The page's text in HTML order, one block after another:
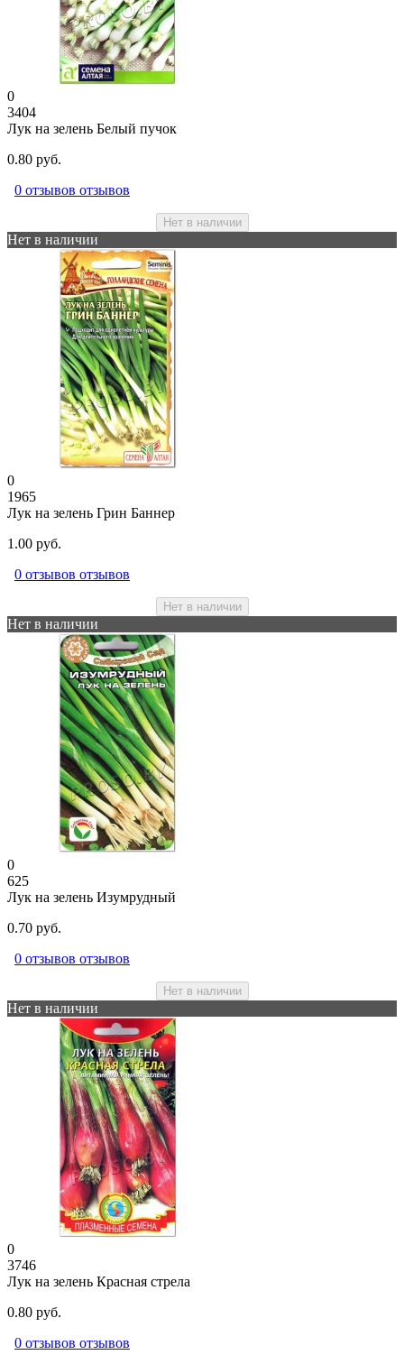
0
3404
Лук на зелень Белый пучок
0.80 руб.
0 отзывов отзывов
Нет в наличии
Нет в наличии
0
1965
Лук на зелень Грин Баннер
1.00 руб.
0 отзывов отзывов
Нет в наличии
Нет в наличии
0
625
Лук на зелень Изумрудный
0.70 руб.
0 отзывов отзывов
Нет в наличии
Нет в наличии
0
3746
Лук на зелень Красная стрела
0.80 руб.
0 отзывов отзывов